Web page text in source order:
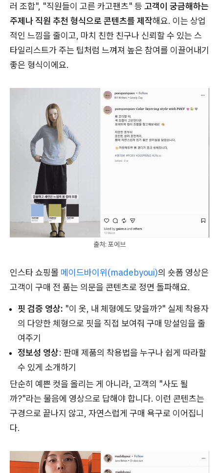
러 조합", "직원들이 고른 카고팬츠" 등 고객이 궁금해하는
주제나 직원 추천 형식으로 콘텐츠를 제작해요. 이는 상업
적인 느낌을 줄이고, 마치 친한 친구나 신뢰할 수 있는 스
타일리스트가 주는 팁처럼 느껴져 높은 참여를 이끌어내기
좋은 형식이에요.
출처: 포에브
인스타 쇼핑몰 메이드바이위(madebyoui)의 숏폼 영상은
고객이 구매 전 품는 의문을 콘텐츠로 정면 돌파해요.
핏 검증 영상: "이 옷, 내 체형에도 맞을까?" 실제 착용자
의 다양한 체형으로 핏을 직접 보여줘 구매 망설임을 줄
여주기
정보성 영상: 판매 제품의 착용법을 누구나 쉽게 따라할
수 있게 소개하기
단순히 예쁜 컷을 올리는 게 아니라, 고객의 "사도 될
까?"라는 물음에 영상으로 답해야 합니다. 이런 콘텐츠는
구경으로 끝나지 않고, 자연스럽게 구매 욕구로 이어집니
다.